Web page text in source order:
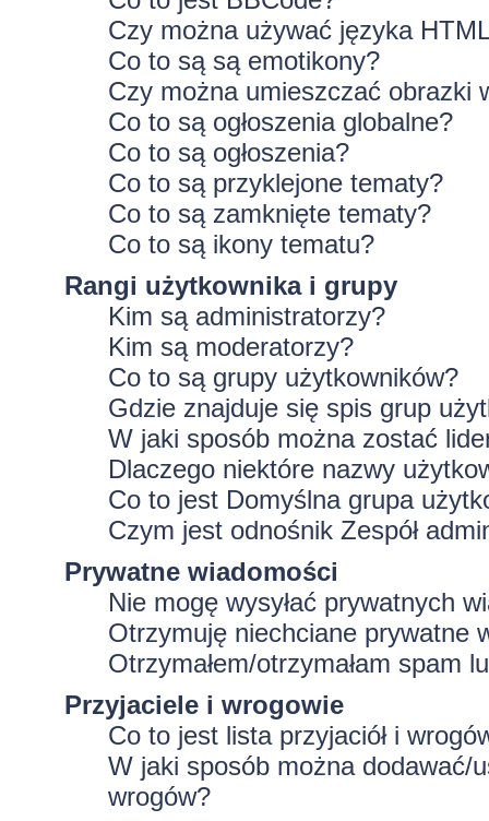
Czy można używać języka
Co to są są emotikony?
Czy można umieszczać obrazki
Co to są ogłoszenia globalne?
Co to są ogłoszenia?
Co to są przyklejone tematy?
Co to są zamknięte tematy?
Co to są ikony tematu?
Rangi użytkownika i grupy
Kim są administratorzy?
Kim są moderatorzy?
Co to są grupy użytkowników?
Gdzie znajduje się spis grup
W jaki sposób można zostać
Dlaczego niektóre nazwy
Co to jest Domyślna grupa
Czym jest odnośnik Zespół
Prywatne wiadomości
Nie mogę wysyłać prywatnych
Otrzymuję niechciane prywatne
Otrzymałem/otrzymałam spam
Przyjaciele i wrogowie
Co to jest lista przyjaciół i
W jaki sposób można dodawać/
wrogów?